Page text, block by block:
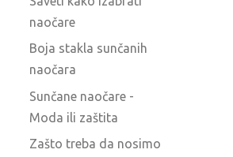
naočare
Boja stakla sunčanih
naočara
Sunčane naočare -
Moda ili zaštita
Zašto treba da nosimo